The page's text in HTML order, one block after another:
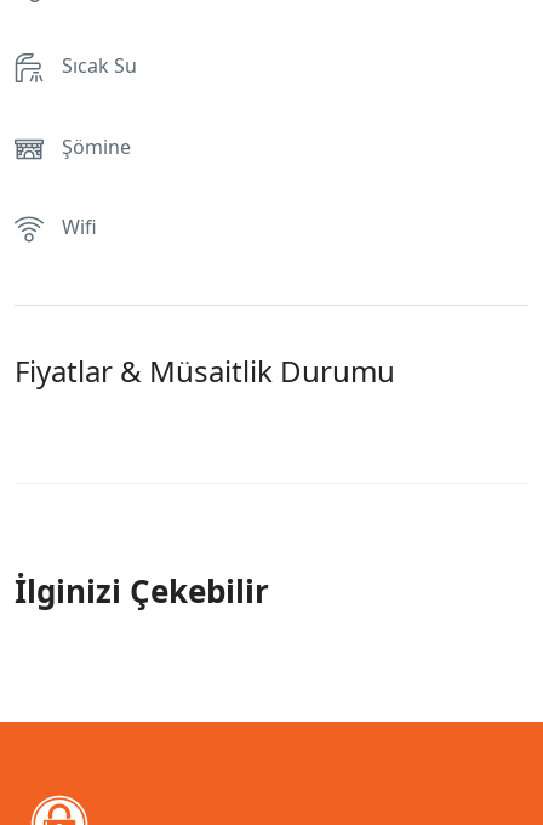
Sıcak Su
Şömine
Wifi
Fiyatlar & Müsaitlik Durumu
İlginizi Çekebilir